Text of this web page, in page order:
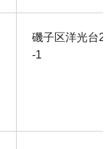
磯子区洋光台
-1